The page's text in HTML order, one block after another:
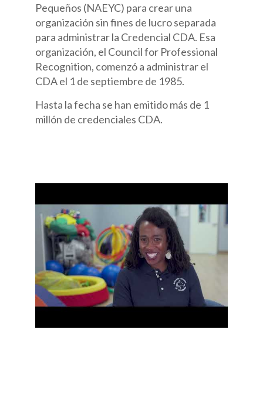
Pequeños (NAEYC) para crear una
organización sin fines de lucro separada
para administrar la Credencial CDA. Esa
organización, el Council for Professional
Recognition, comenzó a administrar el
CDA el 1 de septiembre de 1985.
Hasta la fecha se han emitido más de 1
millón de credenciales CDA.